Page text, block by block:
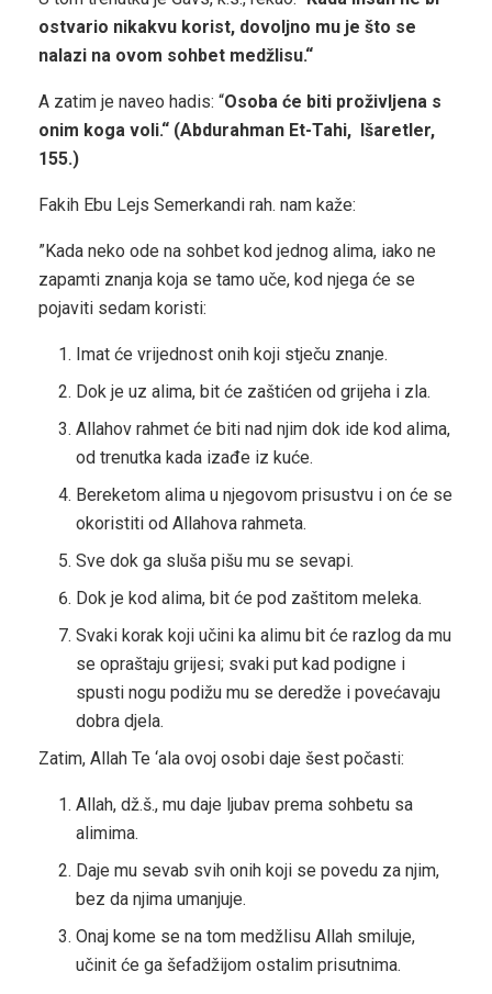
ostvario nikakvu korist, dovoljno mu je što se
nalazi na ovom sohbet medžlisu.“
A zatim je naveo hadis: “Osoba će biti proživljena s
onim koga voli.“ (Abdurahman Et-Tahi, Išaretler,
155.)
Fakih Ebu Lejs Semerkandi rah. nam kaže:
”Kada neko ode na sohbet kod jednog alima, iako ne
zapamti znanja koja se tamo uče, kod njega će se
pojaviti sedam koristi:
Imat će vrijednost onih koji stječu znanje.
Dok je uz alima, bit će zaštićen od grijeha i zla.
Allahov rahmet će biti nad njim dok ide kod alima,
od trenutka kada izađe iz kuće.
Bereketom alima u njegovom prisustvu i on će se
okoristiti od Allahova rahmeta.
Sve dok ga sluša pišu mu se sevapi.
Dok je kod alima, bit će pod zaštitom meleka.
Svaki korak koji učini ka alimu bit će razlog da mu
se opraštaju grijesi; svaki put kad podigne i
spusti nogu podižu mu se deredže i povećavaju
dobra djela.
Zatim, Allah Te ‘ala ovoj osobi daje šest počasti:
Allah, dž.š., mu daje ljubav prema sohbetu sa
alimima.
Daje mu sevab svih onih koji se povedu za njim,
bez da njima umanjuje.
Onaj kome se na tom medžlisu Allah smiluje,
učinit će ga šefadžijom ostalim prisutnima.